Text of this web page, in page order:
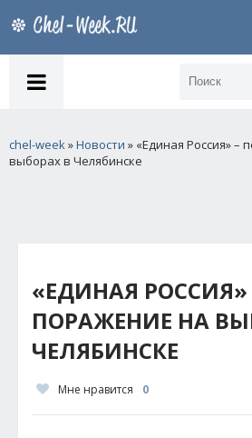
chel-week»Новости » «Единая Россия» –
выборах в Челябинске
«ЕДИНАЯ РОССИЯ»
ПОРАЖЕНИЕ НА
ЧЕЛЯБИНСКЕ
Мне нравится 0